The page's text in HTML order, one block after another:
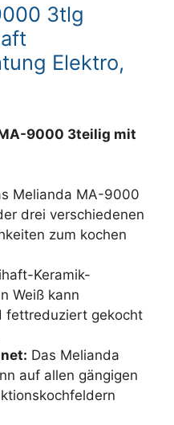
3tlg
Elektro,
9000 3teilig mit
Melianda MA-9000
drei verschiedenen
zum kochen
Keramik-
Weiß kann
fettreduziert gekocht
Das Melianda
auf allen gängigen